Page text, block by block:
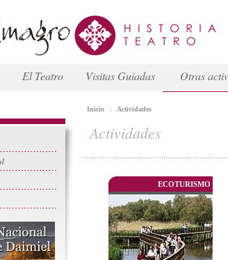
El Teatro Visitas Guiadas Otras
Inicio :: Actividades
Actividades
ECOTURISMO